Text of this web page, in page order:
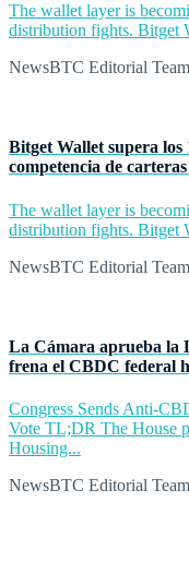
The wallet layer is
distribution fights. Bitget
NewsBTC Editorial Team
Bitget Wallet supera los
competencia de
The wallet layer is
distribution fights. Bitget
NewsBTC Editorial Team
La Cámara aprueba la
frena el CBDC federal
Congress Sends Anti-
Vote TL;DR The House
Housing...
NewsBTC Editorial Team